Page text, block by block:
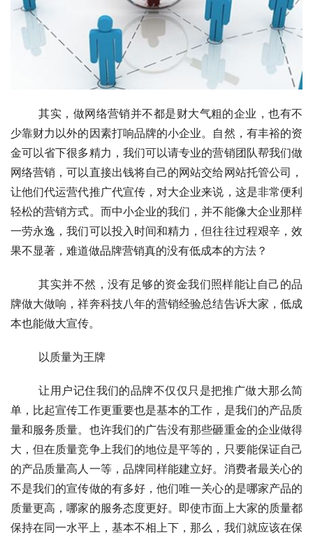
	其实，做网络营销并不都是财大气粗的企业，也有不
少靠财力以外的因素打响品牌的小企业。自然，有丰裕的资
金可以省下很多精力，我们可以请专业的营销团队帮我们做
网络营销，可以直接出钱将自己的网站交给网站托管公司，
让他们代运营代推广代宣传，对大企业来说，这是非常便利
轻松的营销方式。而中小企业的我们，并不能像大企业那样
一劳永逸，我们可以投入时间和精力，但往往过程艰辛，效
果不显著，难道做品牌营销真的没有低成本的方法？
	其实并不然，没有足够的资金我们照样能让自己的品
牌做大做响，祥奔科技八年的营销经验总结告诉大家，低成
本也能做大宣传。
	以质量为王牌
	让用户记住我们的品牌不仅仅只是把推广做大那么简
单，比起宣传工作更重要也是基本的工作，是我们的产品质
量和服务质量。也许我们的广告没有那些砸重金的企业做得
大，但在质量竞争上我们的地位是平等的，只要能保证自己
的产品质量高人一等，品牌同样能建立好。消费者最关心的
不是我们的宣传做的有多好，他们唯一关心的是哪家产品的
质量更高，哪家的服务态度更好。即使市面上大家的质量都
保持在同一水平上，基本不相上下，那么，我们就应该在保